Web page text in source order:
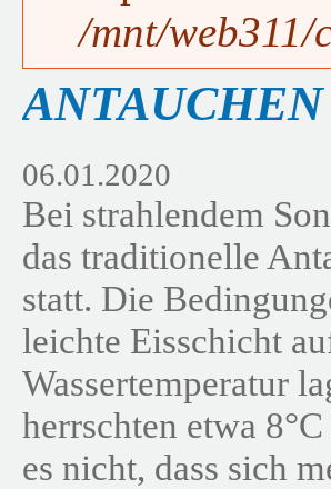
/mnt/
ANTAUCHEN
06.01.2020
Bei strahlendem
das traditionelle
statt. Die
leichte Eisschicht
Wassertemperatur
herrschten etwa
es nicht, dass sich